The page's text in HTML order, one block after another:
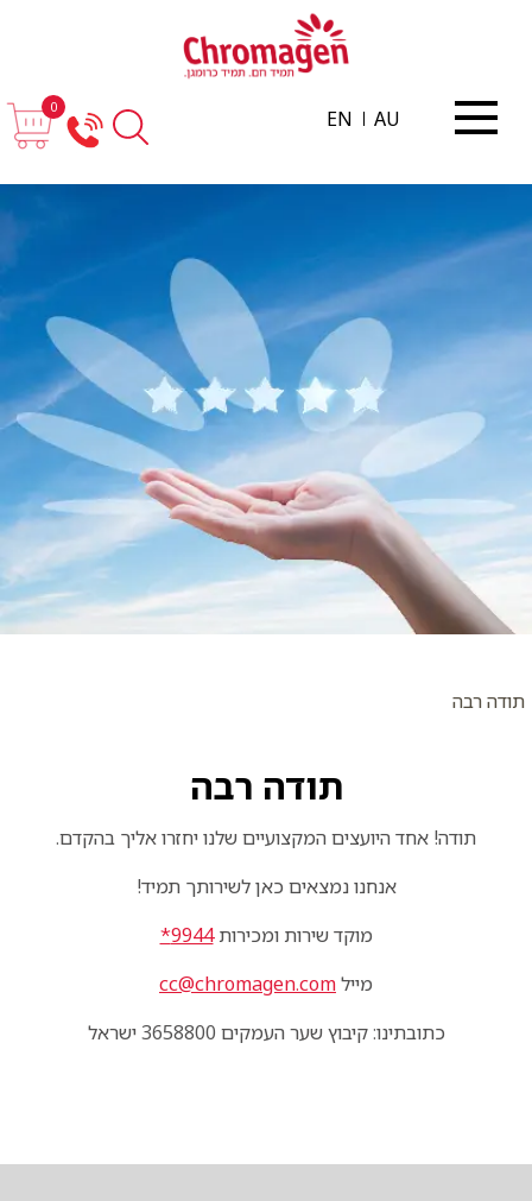
AU
EN
0
תודה רבה
תודה רבה
תודה! אחד היועצים המקצועיים שלנו יחזרו אליך בהקדם.
אנחנו נמצאים כאן לשירותך תמיד!
מוקד שירות ומכירות9944*
מיילcc@chromagen.com
כתובתינו: קיבוץ שער העמקים 3658800 ישראל